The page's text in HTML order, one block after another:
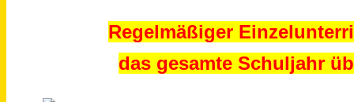
Regelmäßiger
das gesamte Schuljahr